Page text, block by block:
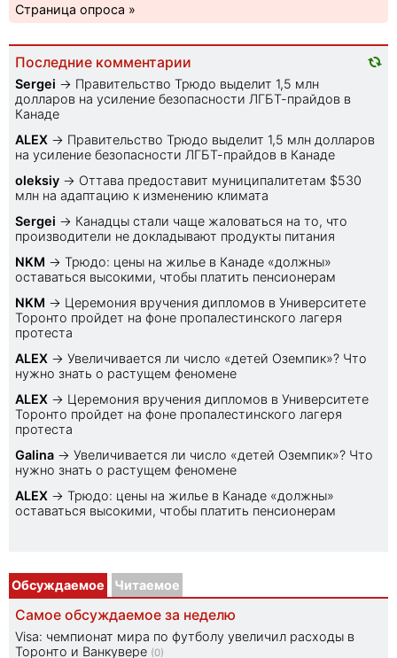
Страница опроса »
Последние комментарии
Sеrgei → Правительство Трюдо выделит 1,5 млн
долларов на усиление безопасности ЛГБТ-прайдов в
Канаде
ALEX → Правительство Трюдо выделит 1,5 млн долларов
на усиление безопасности ЛГБТ-прайдов в Канаде
oleksiy → Оттава предоставит муниципалитетам $530
млн на адаптацию к изменению климата
Sеrgei → Канадцы стали чаще жаловаться на то, что
производители не докладывают продукты питания
NKM → Трюдо: цены на жилье в Канаде «должны»
оставаться высокими, чтобы платить пенсионерам
NKM → Церемония вручения дипломов в Университете
Торонто пройдет на фоне пропалестинского лагеря
протеста
ALEX → Увеличивается ли число «детей Оземпик»? Что
нужно знать о растущем феномене
ALEX → Церемония вручения дипломов в Университете
Торонто пройдет на фоне пропалестинского лагеря
протеста
Galina → Увеличивается ли число «детей Оземпик»? Что
нужно знать о растущем феномене
ALEX → Трюдо: цены на жилье в Канаде «должны»
оставаться высокими, чтобы платить пенсионерам
Обсуждаемое Читаемое
Самое обсуждаемое за неделю
Visa: чемпионат мира по футболу увеличил расходы в
Торонто и Ванкувере (0)